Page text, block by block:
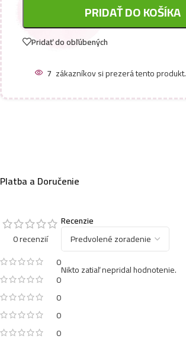
PRIDAŤ DO KOŠÍKA
Pridať do obľúbených
7 zákazníkov si prezerá tento produkt.
Platba a Doručenie
0 recenzií
0
0
0
0
0
Recenzie
Nikto zatiaľ nepridal hodnotenie.